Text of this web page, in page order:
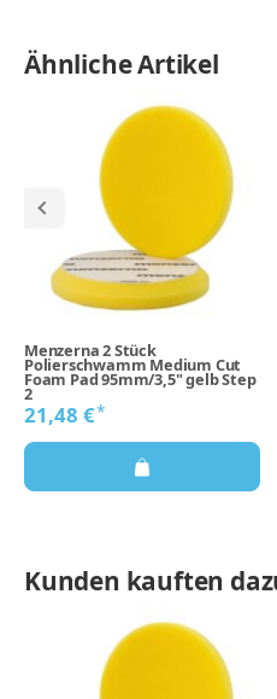
Ähnliche Artikel
Menzerna 2 Stück
Polierschwamm Medium Cut
Foam Pad 95mm/3,5" gelb Step
2
21,48 €*
Kunden kauften